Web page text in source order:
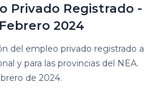
Privado Registrado -
2024
del empleo privado registrado a
y para las provincias del NEA.
de 2024.